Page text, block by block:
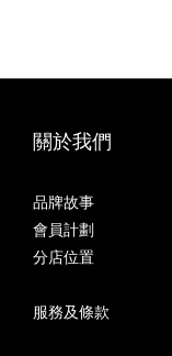
關於我們
品牌故事
會員計劃
分店位置
服務及條款